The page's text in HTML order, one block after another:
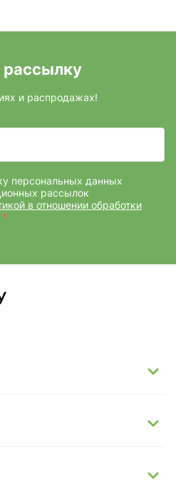
и распродажах!
персональных данных
рассылок
в отношении обработки
*